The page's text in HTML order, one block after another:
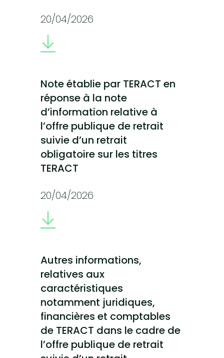
20/04/2026
Note établie par TERACT en
réponse à la note
d’information relative à
l’offre publique de retrait
suivie d’un retrait
obligatoire sur les titres
TERACT
20/04/2026
Autres informations,
relatives aux
caractéristiques
notamment juridiques,
financières et comptables
de TERACT dans le cadre de
l’offre publique de retrait